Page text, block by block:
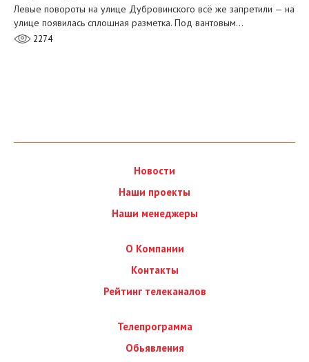
Левые повороты на улице Дубровинского всё же запретили — на
улице появилась сплошная разметка. Под вантовым…
2274
Новости
Наши проекты
Наши менеджеры
О Компании
Контакты
Рейтинг телеканалов
Телепрограмма
Обьявления